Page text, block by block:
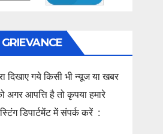
दिखाए गये किसी भी न्यूज या खबर
आपत्ति है तो कृपया हमारे
डिपार्टमेंट में संपर्क करें :